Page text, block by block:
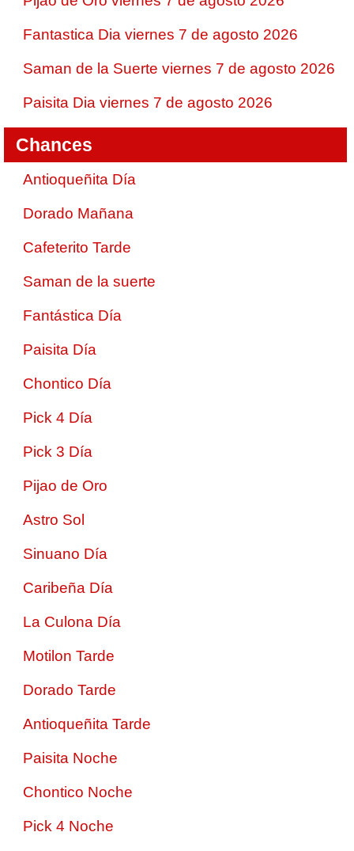
Fantastica Dia viernes 7 de agosto 2026
Saman de la Suerte viernes 7 de agosto 2026
Paisita Dia viernes 7 de agosto 2026
Chances
Antioqueñita Día
Dorado Mañana
Cafeterito Tarde
Saman de la suerte
Fantástica Día
Paisita Día
Chontico Día
Pick 4 Día
Pick 3 Día
Pijao de Oro
Astro Sol
Sinuano Día
Caribeña Día
La Culona Día
Motilon Tarde
Dorado Tarde
Antioqueñita Tarde
Paisita Noche
Chontico Noche
Pick 4 Noche